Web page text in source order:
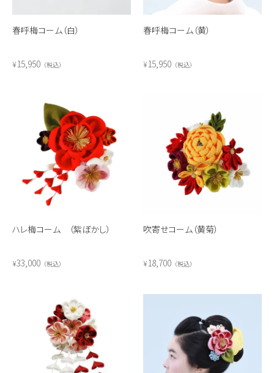
春呼梅コーム（白）
¥15,950 税込
春呼梅コーム（黄）
¥15,950 税込
ハレ梅コーム （紫ぼかし）
¥33,000 税込
吹寄せコーム（黄菊）
¥18,700 税込